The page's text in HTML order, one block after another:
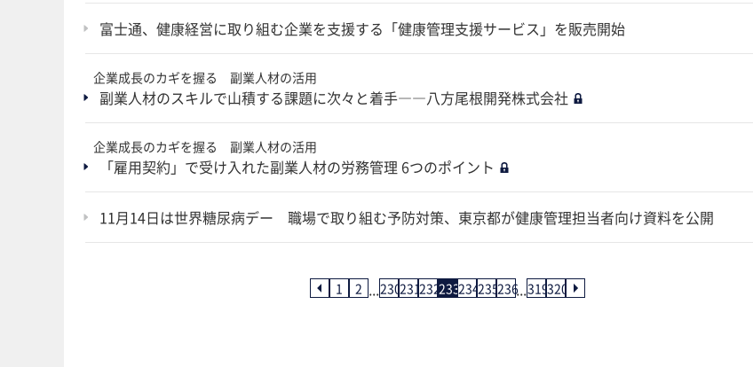
富士通、健康経営に取り組む企業を支援する「健康管理支援サービス」を販売開始
企業成長のカギを握る 副業人材の活用
副業人材のスキルで山積する課題に次々と着手――八方尾根開発株式会社
企業成長のカギを握る 副業人材の活用
「雇用契約」で受け入れた副業人材の労務管理 6つのポイント
11月14日は世界糖尿病デー 職場で取り組む予防対策、東京都が健康管理担当者向け資料を公開
1 2 ...230231232233234235236...319320